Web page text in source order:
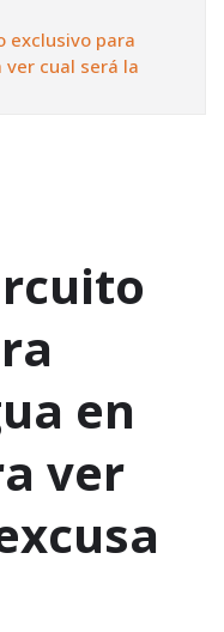
exclusivo para
ver cual será la
en
ver